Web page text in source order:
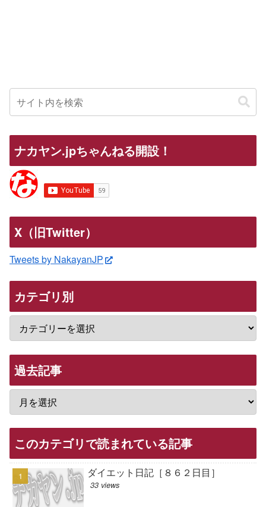
ナカヤン.jpちゃんねる開設！
X（旧Twitter）
Tweets by NakayanJP
カテゴリ別
過去記事
このカテゴリで読まれている記事
ダイエット日記［８６２日目］
33 views